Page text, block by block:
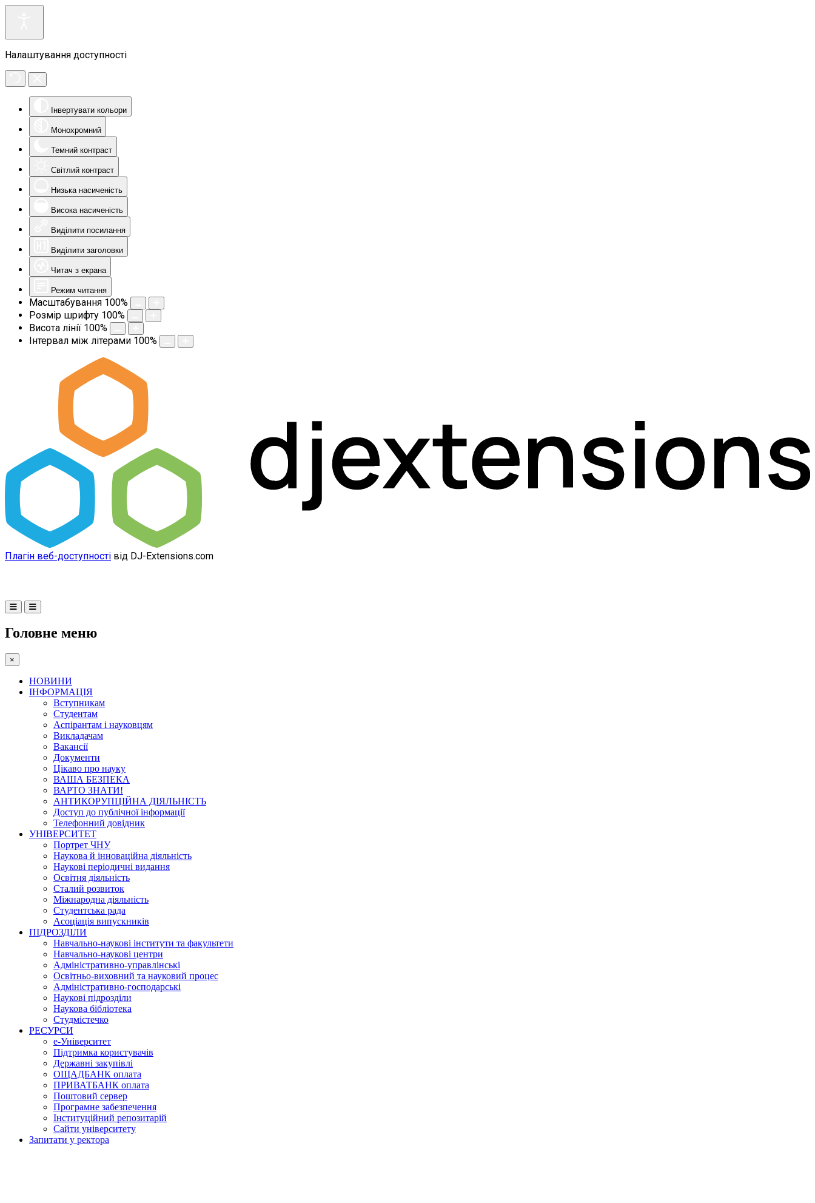
Налаштування доступності
Інвертувати кольори
Монохромний
Темний контраст
Світлий контраст
Низька насиченість
Висока насиченість
Виділити посилання
Виділити заголовки
Читач з екрана
Режим читання
Масштабування 100%
Розмір шрифту 100%
Висота лінії 100%
Інтервал між літерами 100%
Плагін веб-доступності від DJ-Extensions.com
Головне меню
×
НОВИНИ
ІНФОРМАЦІЯ
Вступникам
Студентам
Аспірантам і науковцям
Викладачам
Вакансії
Документи
Цікаво про науку
ВАША БЕЗПЕКА
ВАРТО ЗНАТИ!
АНТИКОРУПЦІЙНА ДІЯЛЬНІСТЬ
Доступ до публічної інформації
Телефонний довідник
УНІВЕРСИТЕТ
Портрет ЧНУ
Наукова й інноваційна діяльність
Наукові періодичні видання
Освітня діяльність
Сталий розвиток
Міжнародна діяльність
Студентська рада
Асоціація випускників
ПІДРОЗДІЛИ
Навчально-наукові інститути та факультети
Навчально-наукові центри
Адміністративно-управлінські
Освітньо-виховний та науковий процес
Адміністративно-господарські
Наукові підрозділи
Наукова бібліотека
Студмістечко
РЕСУРСИ
е-Університет
Підтримка користувачів
Державні закупівлі
ОЩАДБАНК оплата
ПРИВАТБАНК оплата
Поштовий сервер
Програмне забезпечення
Інституційний репозитарій
Сайти університету
Запитати у ректора